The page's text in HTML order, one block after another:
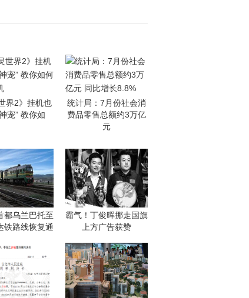
界2》挂机也
宠” 教你如
统计局：7月份社会消
费品零售总额约3万亿
元
都乌兰巴托至
铁路线恢复通
霸气！丁俊晖挪走国旗
上方广告获赞